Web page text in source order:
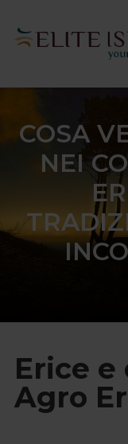
COSA
NEI
Erice
Agro